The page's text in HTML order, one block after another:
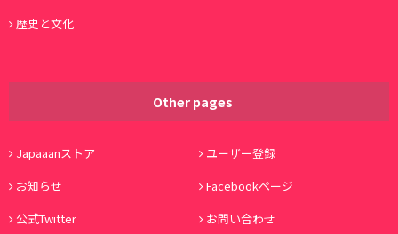
歴史と文化
Other pages
Japaaanストア
ユーザー登録
お知らせ
Facebookページ
公式Twitter
お問い合わせ